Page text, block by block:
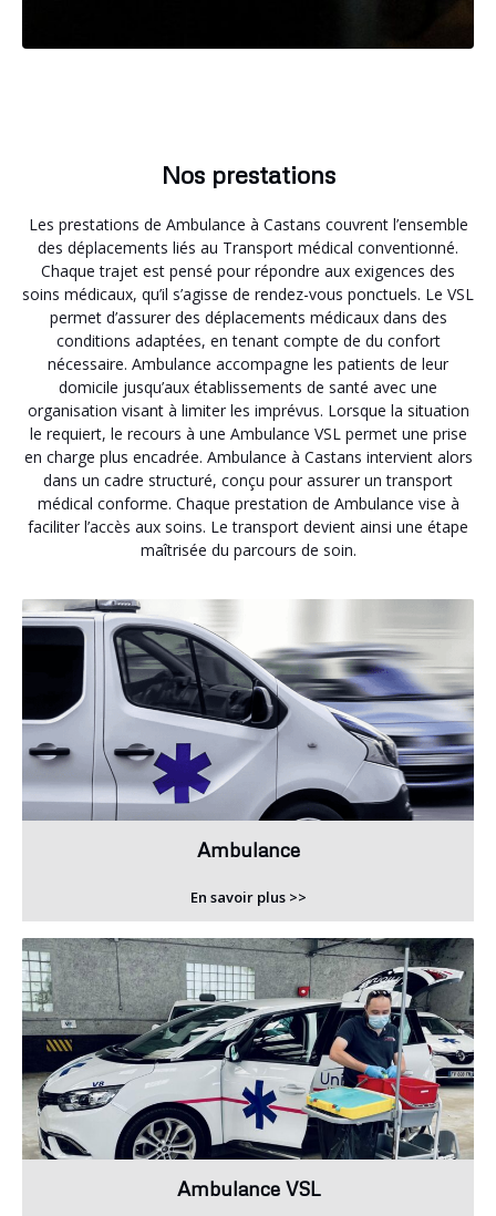
Nos prestations
Les prestations de Ambulance à Castans couvrent l’ensemble
des déplacements liés au Transport médical conventionné.
Chaque trajet est pensé pour répondre aux exigences des
soins médicaux, qu’il s’agisse de rendez-vous ponctuels. Le VSL
permet d’assurer des déplacements médicaux dans des
conditions adaptées, en tenant compte de du confort
nécessaire. Ambulance accompagne les patients de leur
domicile jusqu’aux établissements de santé avec une
organisation visant à limiter les imprévus. Lorsque la situation
le requiert, le recours à une Ambulance VSL permet une prise
en charge plus encadrée. Ambulance à Castans intervient alors
dans un cadre structuré, conçu pour assurer un transport
médical conforme. Chaque prestation de Ambulance vise à
faciliter l’accès aux soins. Le transport devient ainsi une étape
maîtrisée du parcours de soin.
Ambulance
En savoir plus >>
Ambulance VSL